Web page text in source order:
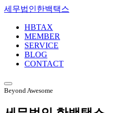
세무법인한백택스
HBTAX
MEMBER
SERVICE
BLOG
CONTACT
Beyond Awesome